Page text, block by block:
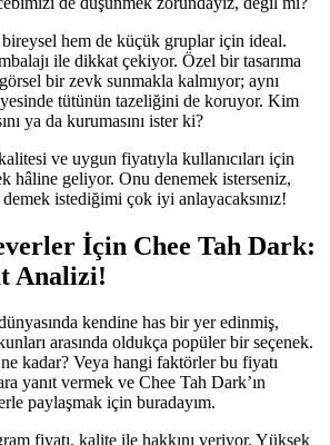
hem de küçük gruplar için ideal.
ile dikkat çekiyor. Özel bir tasarıma
bir zevk sunmakla kalmıyor; aynı
tütünün tazeliğini de koruyor. Kim
ya da kurumasını ister ki?
ve uygun fiyatıyla kullanıcıları için
hâline geliyor. Onu denemek isterseniz,
istediğimi çok iyi anlayacaksınız!
İçin Chee Tah Dark:
Analizi!
kendine has bir yer edinmiş,
arasında oldukça popüler bir seçenek.
kadar? Veya hangi faktörler bu fiyatı
yanıt vermek ve Chee Tah Dark’ın
paylaşmak için buradayım.
fiyatı, kalite ile hakkını veriyor. Yüksek